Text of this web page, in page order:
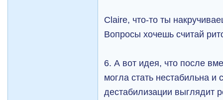
Claire, что-то ты
Вопросы хочешь считай
6. А вот идея, что после
могла стать нестабильна и
дестабилизации выглядит